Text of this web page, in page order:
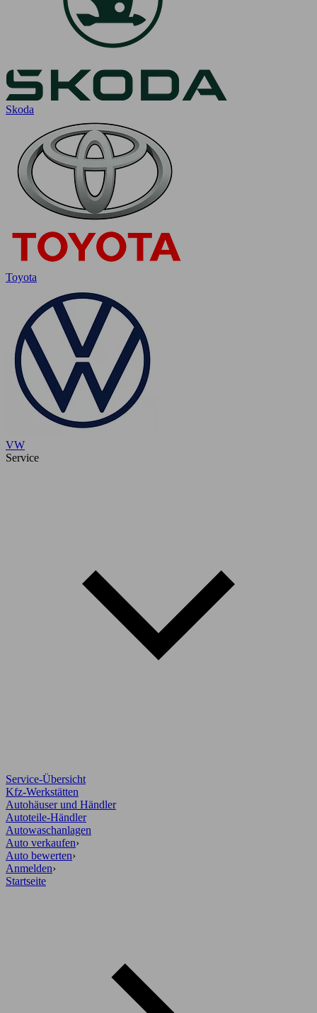
Skoda
Toyota
VW
Service
Service-Übersicht
Kfz-Werkstätten
Autohäuser und Händler
Autoteile-Händler
Autowaschanlagen
Auto verkaufen›
Auto bewerten›
Anmelden›
Startseite